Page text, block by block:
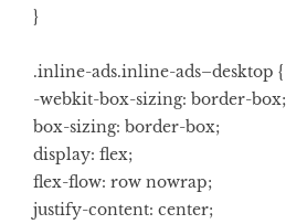
}
.inline-ads.inline-ads–desktop {
-webkit-box-sizing: border-box;
box-sizing: border-box;
display: flex;
flex-flow: row nowrap;
justify-content: center;